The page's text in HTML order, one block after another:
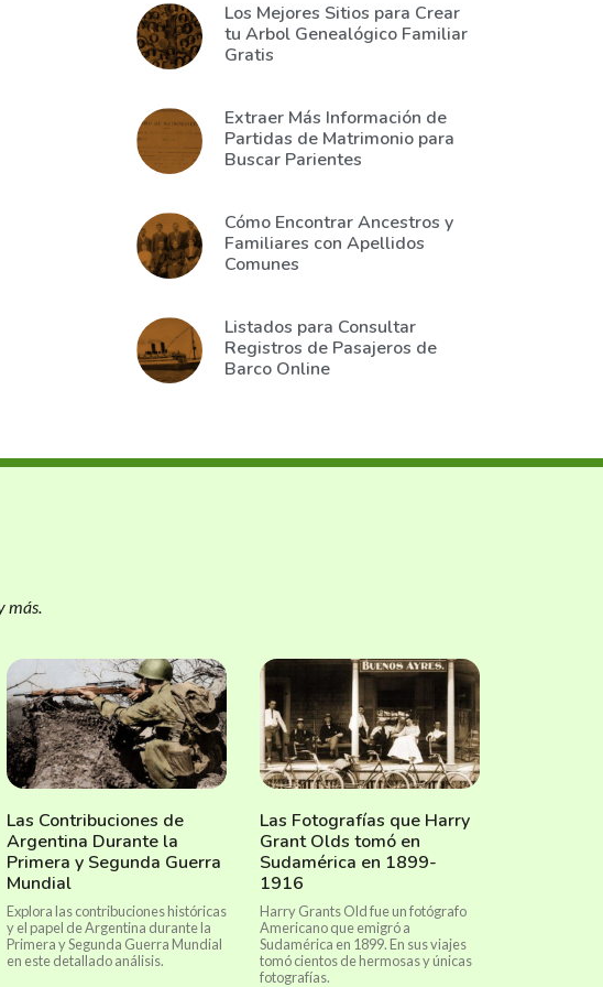
Los Mejores Sitios para Crear
tu Arbol Genealógico Familiar
Gratis
Extraer Más Información de
Partidas de Matrimonio para
Buscar Parientes
Cómo Encontrar Ancestros y
Familiares con Apellidos
Comunes
Listados para Consultar
Registros de Pasajeros de
Barco Online
más.
Las Contribuciones de
Argentina Durante la
Primera y Segunda Guerra
Mundial
Explora las contribuciones históricas
y el papel de Argentina durante la
Primera y Segunda Guerra Mundial
en este detallado análisis.
Las Fotografías que Harry
Grant Olds tomó en
Sudamérica en 1899-
1916
Harry Grants Old fue un fotógrafo
Americano que emigró a
Sudamérica en 1899. En sus viajes
tomó cientos de hermosas y únicas
fotografías.